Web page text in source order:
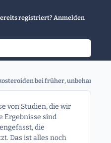
registriert? Anmelden
bei früher,
von Studien, die wir
Ergebnisse sind
die
Das ist alles noch